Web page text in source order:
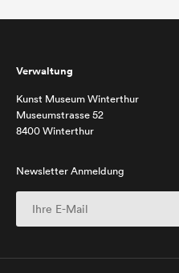
Verwaltung
Kunst Museum Winterthur
Museumstrasse 52
8400 Winterthur
Newsletter Anmeldung